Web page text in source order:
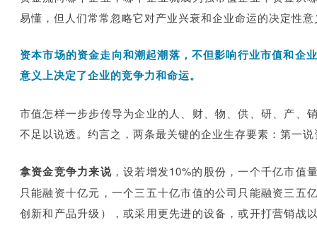
易懂，但人们常常忽略它对产业兴衰和企业命运的决定性
资本市场的资金走向和潮起潮落，不但影响行业市值和企
意义上决定了企业的竞争力和命运。
市值怎样一步步传导为企业的人、财、物、供、研、产、
不足以说透。约言之，两条最关键的企业生存要素：第一
拿资金竞争力来说，设若增发10%的股份，一个千亿市值
只能融资十亿元，一个三五十亿市值的公司只能融资三
创新和产品升级），或采用更先进的设备，或开打营销战